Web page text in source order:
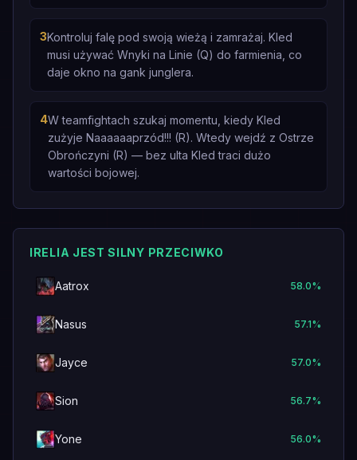
3Kontroluj falę pod swoją wieżą i zamrażaj. Kled
musi używać Wnyki na Linie (Q) do farmienia, co
daje okno na gank junglera.
4W teamfightach szukaj momentu, kiedy Kled
zużyje Naaaaaaprzód!!! (R). Wtedy wejdź z Ostrze
Obrończyni (R) — bez ulta Kled traci dużo
wartości bojowej.
IRELIA JEST SILNY PRZECIWKO
Aatrox 58.0%
Nasus 57.1%
Jayce 57.0%
Sion 56.7%
Yone 56.0%